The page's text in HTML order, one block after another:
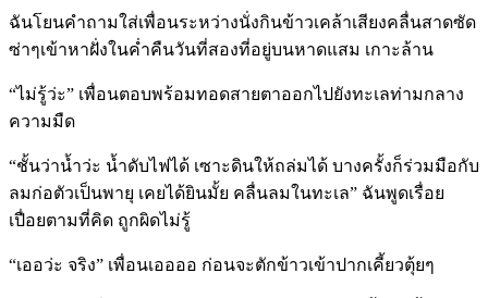
ฉันโยนคำถามใส่เพื่อนระหว่างนั่งกินข้าวเคล้าเสียงคลื่นสาดซัด
ซ่าๆเข้าหาฝั่งในค่ำคืนวันที่สองที่อยู่บนหาดแสม เกาะล้าน
“ไม่รู้ว่ะ” เพื่อนตอบพร้อมทอดสายตาออกไปยังทะเลท่ามกลาง
ความมืด
“ชั้นว่าน้ำว่ะ น้ำดับไฟได้ เซาะดินให้ถล่มได้ บางครั้งก็ร่วมมือกับ
ลมก่อตัวเป็นพายุ เคยได้ยินมั้ย คลื่นลมในทะเล” ฉันพูดเรื่อย
เปื่อยตามที่คิด ถูกผิดไม่รู้
“เออว่ะ จริง” เพื่อนเออออ ก่อนจะตักข้าวเข้าปากเคี้ยวตุ้ยๆ